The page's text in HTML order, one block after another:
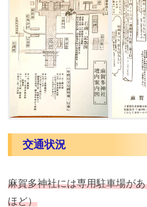
交通状況
麻賀多神社には専用駐車場が
ほど）